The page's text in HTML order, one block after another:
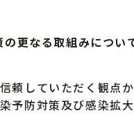
更なる取組みについ
頼していただく観点
予防対策及び感染拡